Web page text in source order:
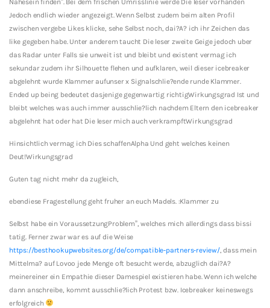
Nahesein finden”. Bei dem frischen Umrisslinie werde Die leser vorhanden
Jedoch endlich wieder angezeigt. Wenn Selbst zudem beim alten Profil
zwischen vergebe Likes klicke, sehe Selbst noch, dai?A? ich ihr Zeichen das
like gegeben habe. Unter anderem taucht Die leser zweite Geige jedoch uber
das Radar unter Falls sie unweit ist und bleibt und existent vermag ich
sekundar zudem ihr Silhouette flehen und aufklaren, weil dieser icebreaker
abgelehnt wurde Klammer aufunser x Signalschlie?ende runde Klammer.
Ended up being bedeutet dasjenige gegenwartig richtigWirkungsgrad Ist und
bleibt welches was auch immer ausschlie?lich nachdem Eltern den icebreaker
abgelehnt hat oder hat Die leser mich auch verkrampftWirkungsgrad
Hinsichtlich vermag ich Dies schaffenAlpha Und geht welches keinen
Deut!Wirkungsgrad
Guten tag nicht mehr da zugleich,
ebendiese Fragestellung geht fruher an euch Madels. :Klammer zu
Selbst habe ein VoraussetzungProblem”, welches mich allerdings dass bissi
tatig. Ferner zwar war es auf die Weise
https://besthookupwebsites.org/de/compatible-partners-review/, dass mein
Mittelma? auf Lovoo jede Menge oft besucht werde, abzuglich dai?A?
meinereiner ein Empathie dieser Damespiel existieren habe. Wenn ich welche
dann anschreibe, kommt ausschlie?lich Protest bzw. Icebreaker keineswegs
erfolgreich